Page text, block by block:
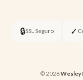
🔒SSL Seguro ✓
©2026Wesley